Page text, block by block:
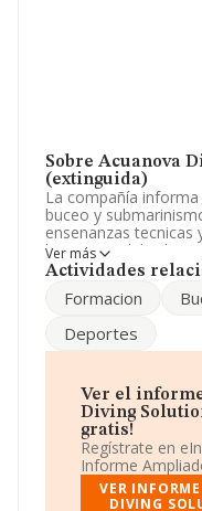
Sobre Acuanova
(extinguida)
La compañía
buceo y
ensenanzas tecnicas
la practica del
registrada como
instalaciones
La empresa
Cerro Del Castañar
Madrid.
En relación con el
hasta 10.917
facturación alcanza
la media de
Ver más
Actividades
Formacion
Deportes
Ver el
Diving
gratis!
Regístrate en
Informe
VER
DIVING